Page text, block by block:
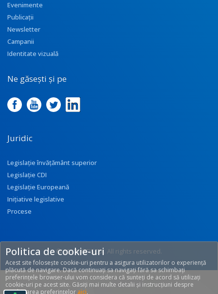
Evenimente
Publicații
Newsletter
Campanii
Identitate vizuală
Ne găsești și pe
Juridic
Legislație învățământ superior
Legislație CDI
Legislație Europeană
Inițiative legislative
Procese
© 2017 UEFISCDI. All rights reserved.
[T: 0.3229, O: 92]
Politica de cookie-uri
Acest site folosește cookie-uri pentru a asigura utilizatorilor o experiență
plăcută de navigare. Dacă continuați sa navigați fără sa schimbați
preferințele browser-ului vom considera că sunteți de acord să utilizați
cookie-uri pe acest site. Găsiți mai multe detalii și instrucțiuni despre
modificarea preferințelor aici.